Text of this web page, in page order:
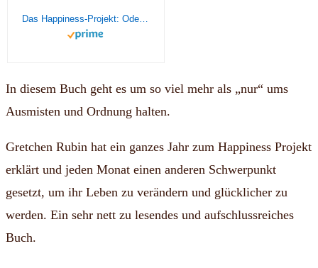
In diesem Buch geht es um so viel mehr als „nur“ ums
Ausmisten und Ordnung halten.
Gretchen Rubin hat ein ganzes Jahr zum Happiness Projekt
erklärt und jeden Monat einen anderen Schwerpunkt
gesetzt, um ihr Leben zu verändern und glücklicher zu
werden. Ein sehr nett zu lesendes und aufschlussreiches
Buch.